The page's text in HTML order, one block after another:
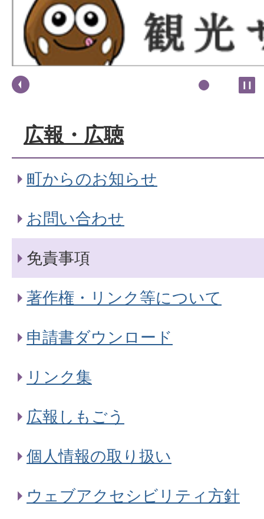
広報・広聴
町からのお知らせ
お問い合わせ
免責事項
著作権・リンク等について
申請書ダウンロード
リンク集
広報しもごう
個人情報の取り扱い
ウェブアクセシビリティ方針